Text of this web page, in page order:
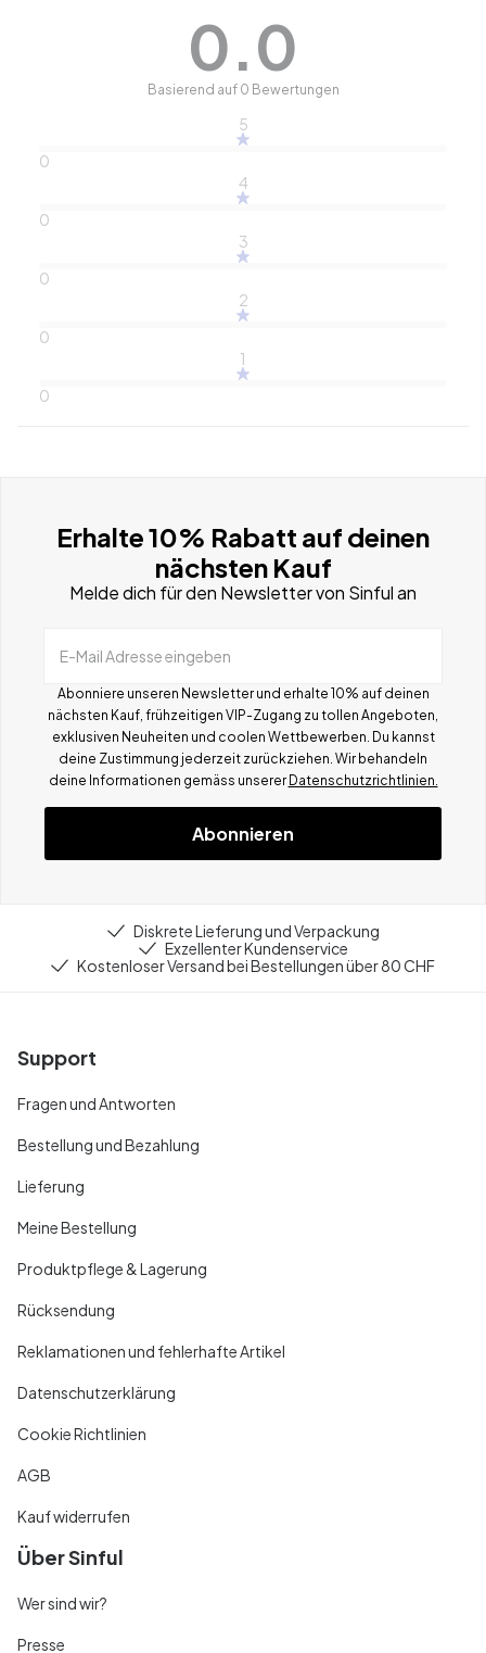
0.0
Basierend auf 0 Bewertungen
5
0
4
0
3
0
2
0
1
0
Erhalte 10% Rabatt auf deinen
nächsten Kauf
Melde dich für den Newsletter von Sinful an
E-Mail Adresse eingeben
Abonniere unseren Newsletter und erhalte 10% auf deinen
nächsten Kauf, frühzeitigen VIP-Zugang zu tollen Angeboten,
exklusiven Neuheiten und coolen Wettbewerben. Du kannst
deine Zustimmung jederzeit zurückziehen. Wir behandeln
deine Informationen gemäss unserer Datenschutzrichtlinien.
Abonnieren
Diskrete Lieferung und Verpackung
Exzellenter Kundenservice
Kostenloser Versand bei Bestellungen über 80 CHF
Support
Fragen und Antworten
Bestellung und Bezahlung
Lieferung
Meine Bestellung
Produktpflege & Lagerung
Rücksendung
Reklamationen und fehlerhafte Artikel
Datenschutzerklärung
Cookie Richtlinien
AGB
Kauf widerrufen
Über Sinful
Wer sind wir?
Presse